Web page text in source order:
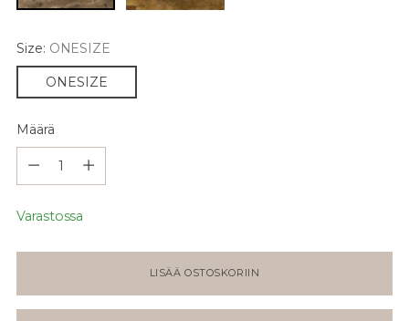
Size: ONESIZE
ONESIZE
Määrä
Varastossa
LISÄÄ OSTOSKORIIN